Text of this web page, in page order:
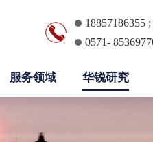
18857186355
0571-
服务领域 华锐研究